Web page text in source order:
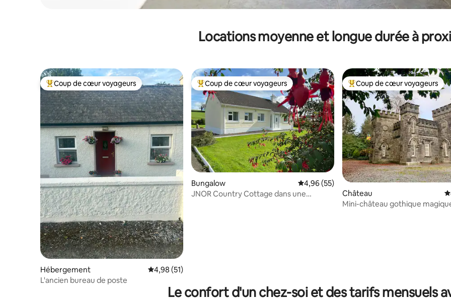
Locations moyenne et longue durée à
Coups de cœur voyageurs les plus appréciés
Coup de cœur voyageurs
Hébergement Évaluation moyenne sur la base de 51 commentaires : 4,98 sur 5
4,98 (51)
L'ancien bureau de poste
Coups de cœur voyageurs les plus appréciés
Coup de cœur voyageurs
Bungalow Évaluation moyenne sur la base de 55
4,96 (55)
JNOR Country Cottage dans une
Coups de cœur voyageurs les
Coup de cœur voyageurs
Château
Mini-château gothique
Le confort d'un chez-soi et des tarifs mensuels